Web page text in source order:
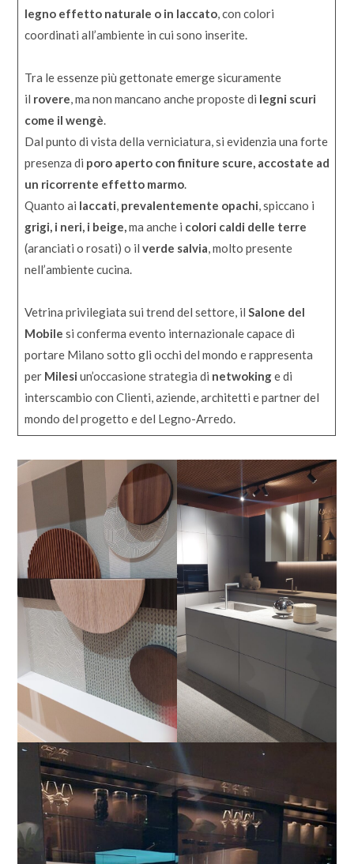
legno effetto naturale o in laccato, con colori
coordinati all’ambiente in cui sono inserite.
Tra le essenze più gettonate emerge sicuramente
il rovere, ma non mancano anche proposte di legni scuri
come il wengè.
Dal punto di vista della verniciatura, si evidenzia una forte
presenza di poro aperto con finiture scure, accostate ad
un ricorrente effetto marmo.
Quanto ai laccati, prevalentemente opachi, spiccano i
grigi, i neri, i beige,ma anche i colori caldi delle terre
(aranciati o rosati) o il verde salvia, molto presente
nell’ambiente cucina.
Vetrina privilegiata sui trend del settore, il Salone del
Mobile si conferma evento internazionale capace di
portare Milano sotto gli occhi del mondo e rappresenta
per Milesi un’occasione strategia di netwokinge di
interscambio con Clienti, aziende, architetti e partner del
mondo del progetto e del Legno-Arredo.